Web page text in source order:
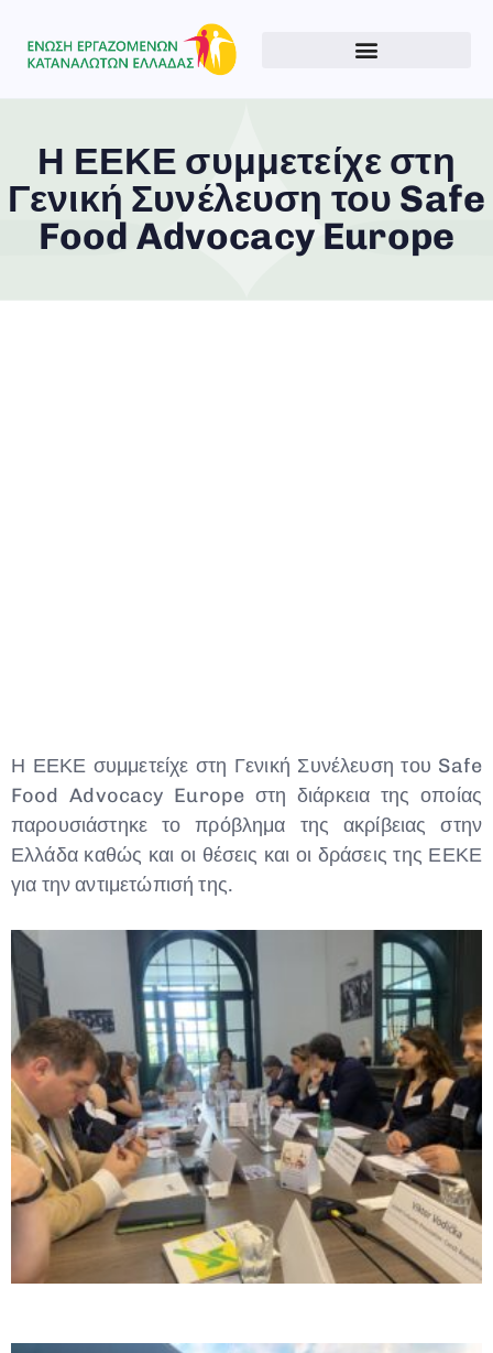
Η ΕΕΚΕ συμμετείχε στη
Γενική Συνέλευση του Safe
Food Advocacy Europe
Η ΕΕΚΕ συμμετείχε στη Γενική Συνέλευση του Safe
Food Advocacy Europe στη διάρκεια της οποίας
παρουσιάστηκε το πρόβλημα της ακρίβειας στην
Ελλάδα καθώς και οι θέσεις και οι δράσεις της ΕΕΚΕ
για την αντιμετώπισή της.